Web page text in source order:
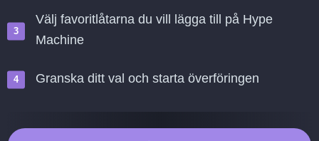
Välj favoritlåtarna du vill lägga till på Hype
Machine
Granska ditt val och starta överföringen